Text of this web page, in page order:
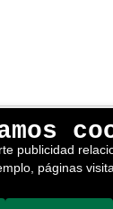
publicidad
páginas